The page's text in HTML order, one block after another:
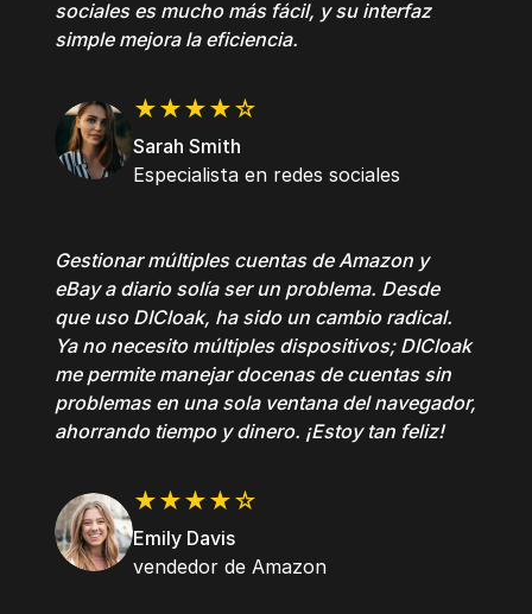
sociales es mucho más fácil, y su interfaz
simple mejora la eficiencia.
★★★★☆
Sarah Smith
Especialista en redes sociales
Gestionar múltiples cuentas de Amazon y
eBay a diario solía ser un problema. Desde
que uso DICloak, ha sido un cambio radical.
Ya no necesito múltiples dispositivos; DICloak
me permite manejar docenas de cuentas sin
problemas en una sola ventana del navegador,
ahorrando tiempo y dinero. ¡Estoy tan feliz!
★★★★☆
Emily Davis
vendedor de Amazon